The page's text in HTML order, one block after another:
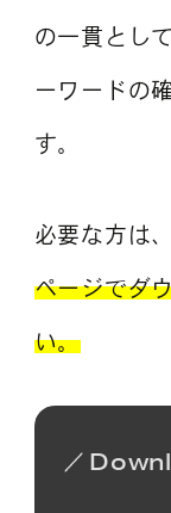
の一貫とし
ーワードの
す。
必要な方は
ページでダ
い。